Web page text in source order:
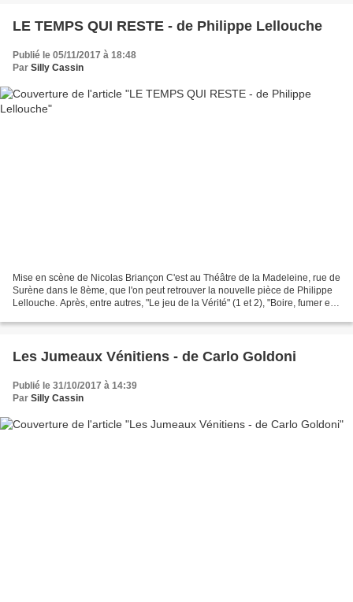
LE TEMPS QUI RESTE - de Philippe Lellouche
Publié le 05/11/2017 à 18:48
Par Silly Cassin
Mise en scène de Nicolas Briançon C'est au Théâtre de la Madeleine, rue de
Surène dans le 8ème, que l'on peut retrouver la nouvelle pièce de Philippe
Lellouche. Après, entre autres, "Le jeu de la Vérité" (1 et 2), "Boire, fumer et
Les Jumeaux Vénitiens - de Carlo Goldoni
Publié le 31/10/2017 à 14:39
Par Silly Cassin